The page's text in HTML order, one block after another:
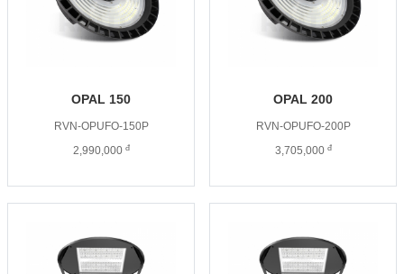
OPAL 150
RVN-OPUFO-150P
2,990,000 đ
OPAL 200
RVN-OPUFO-200P
3,705,000 đ